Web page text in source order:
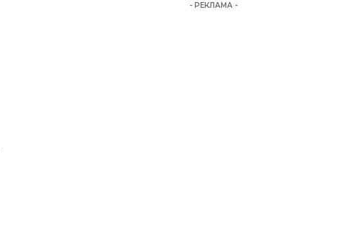
- РЕКЛАМА -